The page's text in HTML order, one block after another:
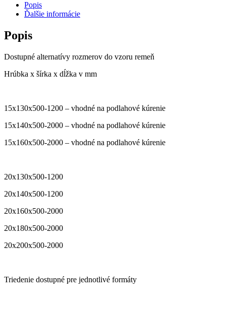
Popis
Ďalšie informácie
Popis
Dostupné alternatívy rozmerov do vzoru remeň
Hrúbka x šírka x dĺžka v mm
15x130x500-1200 – vhodné na podlahové kúrenie
15x140x500-2000 – vhodné na podlahové kúrenie
15x160x500-2000 – vhodné na podlahové kúrenie
20x130x500-1200
20x140x500-1200
20x160x500-2000
20x180x500-2000
20x200x500-2000
Triedenie dostupné pre jednotlivé formáty